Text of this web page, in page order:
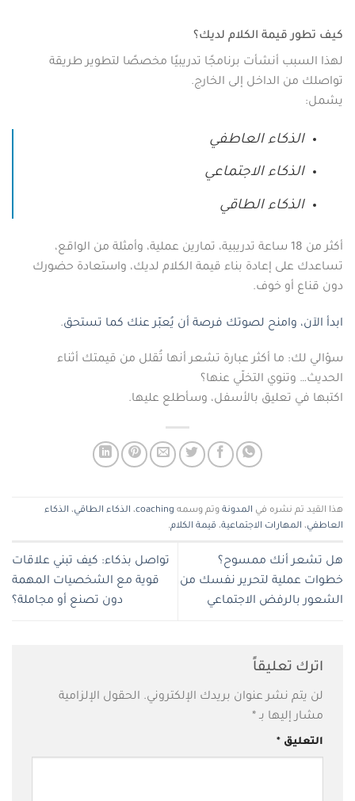
كيف تطور قيمة الكلام لديك؟
لهذا السبب أنشأت برنامجًا تدريبيًا مخصصًا لتطوير طريقة
تواصلك من الداخل إلى الخارج.
يشمل:
الذكاء العاطفي
الذكاء الاجتماعي
الذكاء الطاقي
أكثر من 18 ساعة تدريبية، تمارين عملية، وأمثلة من الواقع،
تساعدك على إعادة بناء قيمة الكلام لديك، واستعادة حضورك
دون قناع أو خوف.
ابدأ الآن، وامنح لصوتك فرصة أن يُعبّر عنك كما تستحق.
سؤالي لك: ما أكثر عبارة تشعر أنها تُقلل من قيمتك أثناء
الحديث… وتنوي التخلّي عنها؟
اكتبها في تعليق بالأسفل، وسأطلع عليها.
هذا القيد تم نشره في المدونة وتم وسمه coaching، الذكاء الطاقي، الذكاء
العاطفي، المهارات الاجتماعية، قيمة الكلام.
هل تشعر أنك ممسوح؟
خطوات عملية لتحرير نفسك من
الشعور بالرفض الاجتماعي
تواصل بذكاء: كيف تبني علاقات
قوية مع الشخصيات المهمة
دون تصنع أو مجاملة؟
اترك تعليقاً
لن يتم نشر عنوان بريدك الإلكتروني. الحقول الإلزامية
مشار إليها بـ *
التعليق *